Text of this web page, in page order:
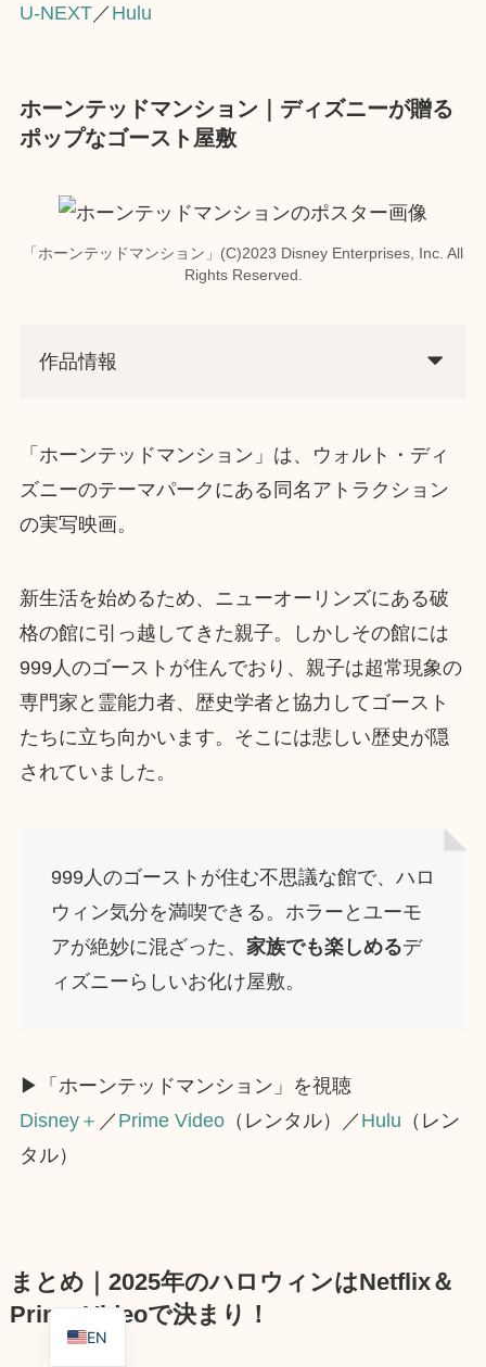
U-NEXT／ Hulu
ホーンテッドマンション｜ディズニーが贈る
ポップなゴースト屋敷
「ホーンテッドマンション」(C)2023 Disney Enterprises, Inc. All
Rights Reserved.
作品情報
「ホーンテッドマンション」は、ウォルト・ディ
ズニーのテーマパークにある同名アトラクション
の実写映画。
新生活を始めるため、ニューオーリンズにある破
格の館に引っ越してきた親子。しかしその館には
999人のゴーストが住んでおり、親子は超常現象の
専門家と霊能力者、歴史学者と協力してゴースト
たちに立ち向かいます。そこには悲しい歴史が隠
されていました。
999人のゴーストが住む不思議な館で、ハロ
ウィン気分を満喫できる。ホラーとユーモ
アが絶妙に混ざった、 家族でも楽しめるデ
ィズニーらしいお化け屋敷。
▶︎「ホーンテッドマンション」を視聴
Disney＋ ／ Prime Video（レンタル）／ Hulu （レン
タル）
まとめ｜2025年のハロウィンはNetflix＆
Prime Videoで決まり！
EN